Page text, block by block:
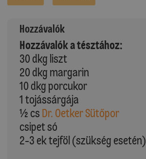
Hozzávalók
Hozzávalók a tésztához:
30 dkg liszt
20 dkg margarin
10 dkg porcukor
1 tojássárgája
½ cs Dr. Oetker Sütőpor
csipet só
2-3 ek tejföl (szükség esetén)